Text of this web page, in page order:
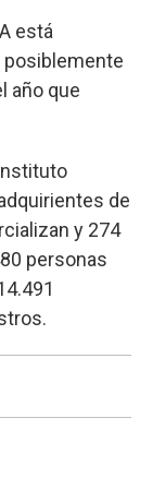
está
posiblemente
año que
de
y 274
personas